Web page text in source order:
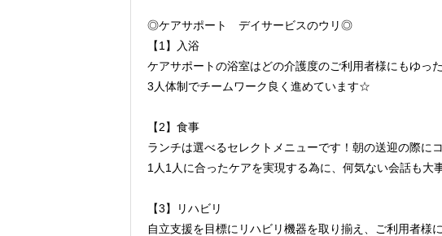
◎ケアサポート デイサービスのウリ◎
【1】入浴
ケアサポートの浴室はどの介護度のご利用者様にもゆっ
3人体制でチームワーク良く進めています☆
【2】食事
ランチは選べるセレクトメニューです！朝の送迎の際に
1人1人に合ったケアを実現する為に、何気ない会話も大
【3】リハビリ
自立支援を目標にリハビリ機器を取り揃え、ご利用者様